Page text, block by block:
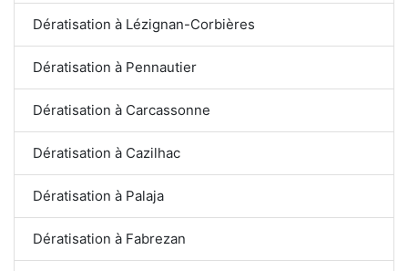
Dératisation à Lézignan-Corbières
Dératisation à Pennautier
Dératisation à Carcassonne
Dératisation à Cazilhac
Dératisation à Palaja
Dératisation à Fabrezan